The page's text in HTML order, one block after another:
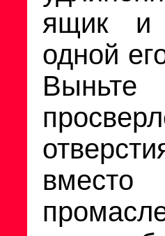
ящик и
одной
Выньте